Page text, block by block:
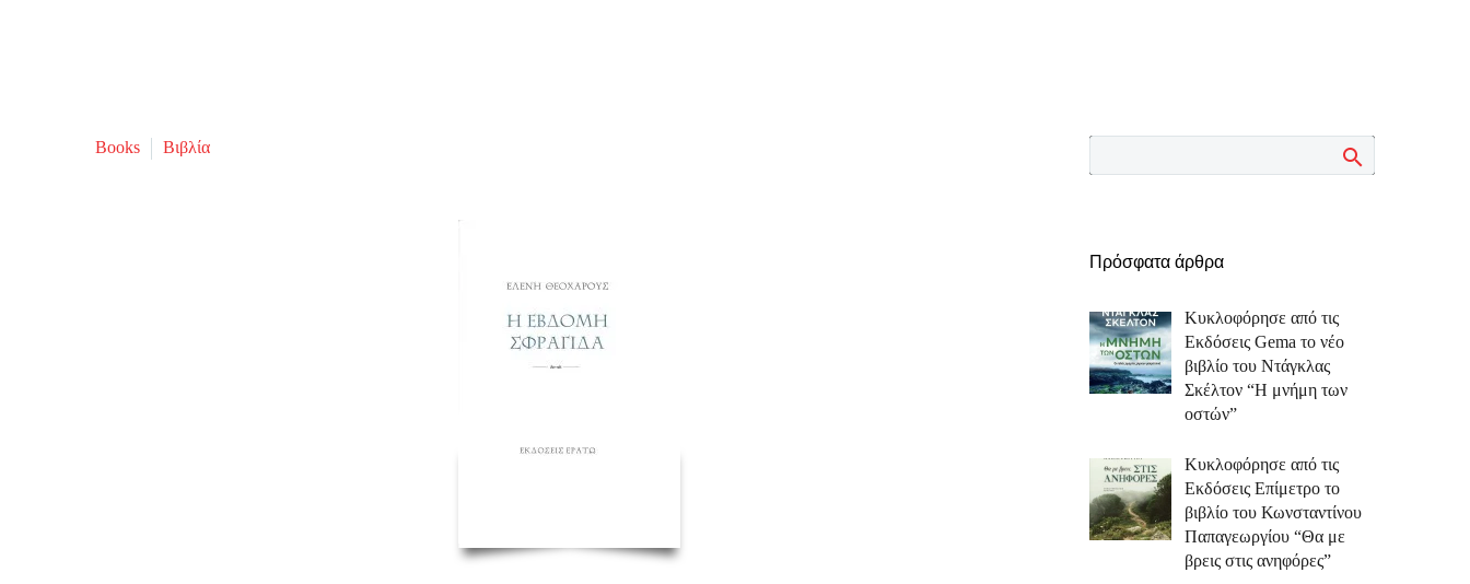
Books Βιβλία
Πρόσφατα άρθρα
Κυκλοφόρησε από τις
Εκδόσεις Gema το νέο
βιβλίο του Ντάγκλας
Σκέλτον “Η μνήμη των
οστών”
Κυκλοφόρησε από τις
Εκδόσεις Επίμετρο το
βιβλίο του Κωνσταντίνου
Παπαγεωργίου “Θα με
βρεις στις ανηφόρες”